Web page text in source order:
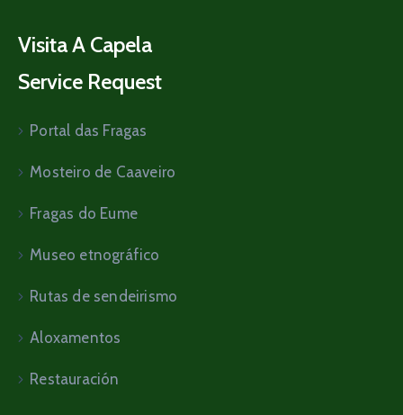
Visita A Capela
Service Request
Portal das Fragas
Mosteiro de Caaveiro
Fragas do Eume
Museo etnográfico
Rutas de sendeirismo
Aloxamentos
Restauración